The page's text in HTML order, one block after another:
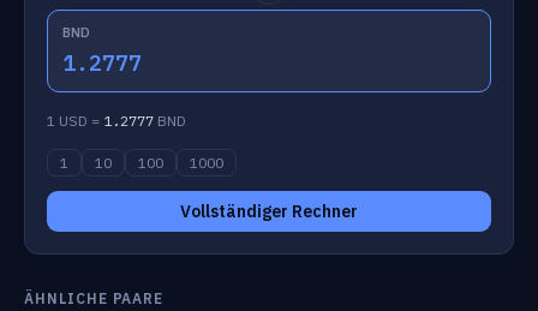
BND
1.2777
1 USD = 1.2777 BND
1 10 100 1000
Vollständiger Rechner
ÄHNLICHE PAARE